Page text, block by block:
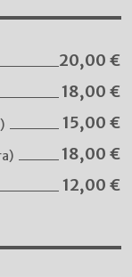
20,00 €
18,00 €
15,00 €
18,00 €
12,00 €